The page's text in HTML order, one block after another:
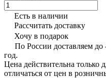
Есть в наличии
Рассчитать доставку
Хочу в подарок
По России доставляем
год.
Цена действительна только
отличаться от цен в